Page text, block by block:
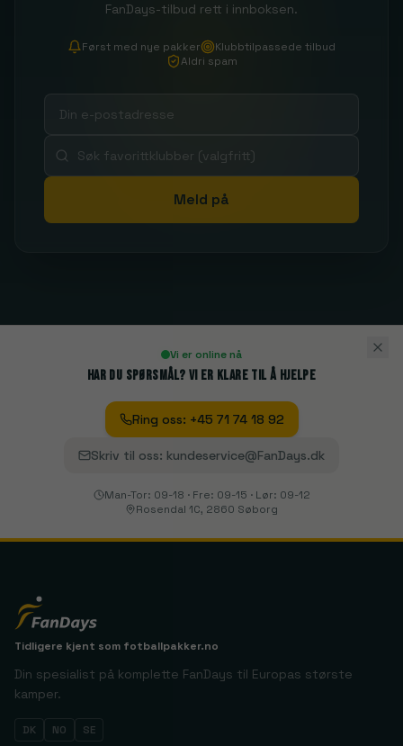
FanDays-tilbud rett i innboksen.
Først med nye pakker
Klubbtilpassede tilbud
Aldri spam
Meld på
Vi er online nå
Har du spørsmål? Vi er klare til å hjelpe
Ring oss: +45 71 74 18 92
Skriv til oss: kundeservice@FanDays.dk
Man-Tor: 09-18 · Fre: 09-15 · Lør: 09-12
Rosendal 1C, 2860 Søborg
Tidligere kjent som fotballpakker.no
Din spesialist på komplette FanDays til Europas største
kamper.
DK NO SE